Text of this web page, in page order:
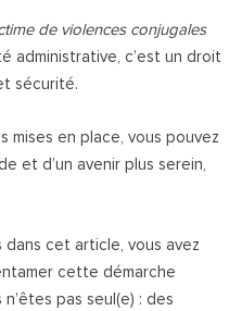
de violences conjugales
administrative, c’est un droit
sécurité.
mises en place, vous pouvez
et d’un avenir plus serein,
cet article, vous avez
cette démarche
pas seul(e) : des